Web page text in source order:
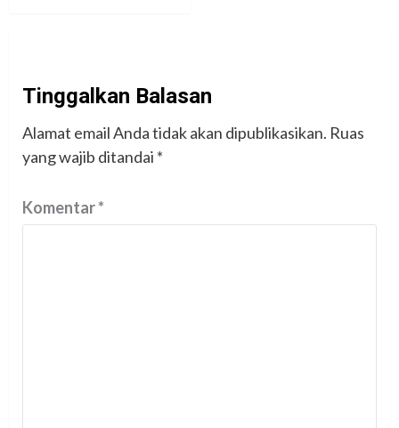
Tinggalkan Balasan
Alamat email Anda tidak akan dipublikasikan. Ruas
yang wajib ditandai *
Komentar*